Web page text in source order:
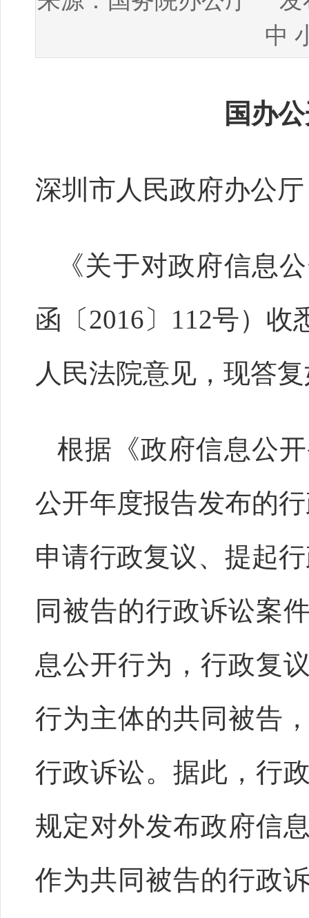
中
国办
深圳市人民政府办公
《关于对政府信息
函〔2016〕112号）
人民法院意见，现答
根据《政府信息公
公开年度报告发布的
申请行政复议、提起
同被告的行政诉讼案
息公开行为，行政复
行为主体的共同被告
行政诉讼。据此，行
规定对外发布政府信
作为共同被告的行政